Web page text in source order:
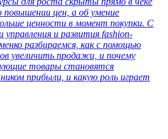
повышении цен, а об умение
ценности в момент покупки. С
управления и развития fashion-
разбираемся, как с помощью
увеличить продажи, и почему
товары становятся
прибыли, и какую роль играет